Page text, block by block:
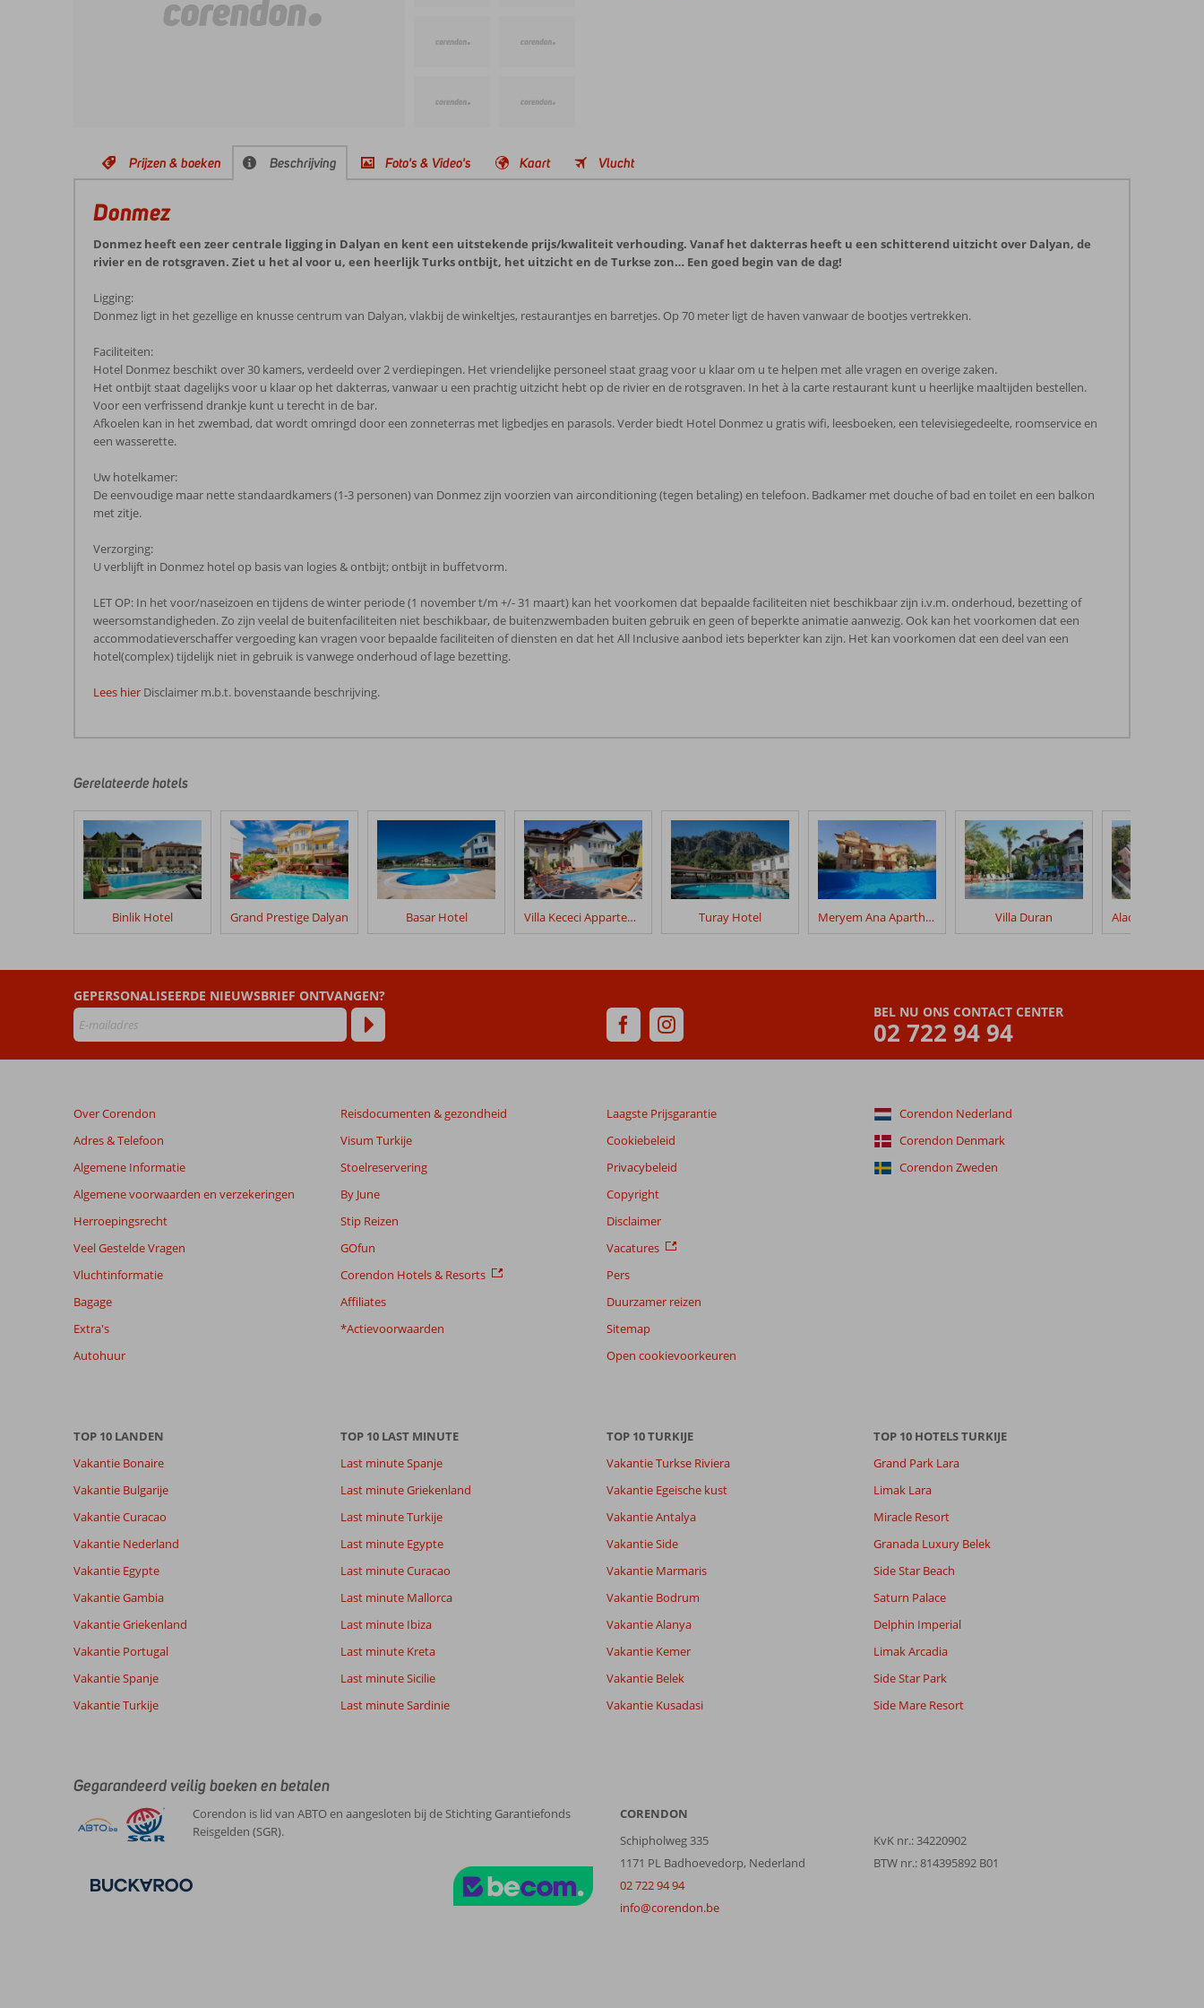
Prijzen & boeken Beschrijving Foto's & Video's Kaart Vlucht
Donmez
Donmez heeft een zeer centrale ligging in Dalyan en kent een uitstekende prijs/kwaliteit verhouding. Vanaf het dakterras heeft u een schitterend uitzicht over Dalyan, de
rivier en de rotsgraven. Ziet u het al voor u, een heerlijk Turks ontbijt, het uitzicht en de Turkse zon… Een goed begin van de dag!
Ligging:
Donmez ligt in het gezellige en knusse centrum van Dalyan, vlakbij de winkeltjes, restaurantjes en barretjes. Op 70 meter ligt de haven vanwaar de bootjes vertrekken.
Faciliteiten:
Hotel Donmez beschikt over 30 kamers, verdeeld over 2 verdiepingen. Het vriendelijke personeel staat graag voor u klaar om u te helpen met alle vragen en overige zaken.
Het ontbijt staat dagelijks voor u klaar op het dakterras, vanwaar u een prachtig uitzicht hebt op de rivier en de rotsgraven. In het à la carte restaurant kunt u heerlijke maaltijden bestellen.
Voor een verfrissend drankje kunt u terecht in de bar.
Afkoelen kan in het zwembad, dat wordt omringd door een zonneterras met ligbedjes en parasols. Verder biedt Hotel Donmez u gratis wifi, leesboeken, een televisiegedeelte, roomservice en
een wasserette.
Uw hotelkamer:
De eenvoudige maar nette standaardkamers (1-3 personen) van Donmez zijn voorzien van airconditioning (tegen betaling) en telefoon. Badkamer met douche of bad en toilet en een balkon
met zitje.
Verzorging:
U verblijft in Donmez hotel op basis van logies & ontbijt; ontbijt in buffetvorm.
LET OP: In het voor/naseizoen en tijdens de winter periode (1 november t/m +/- 31 maart) kan het voorkomen dat bepaalde faciliteiten niet beschikbaar zijn i.v.m. onderhoud, bezetting of
weersomstandigheden. Zo zijn veelal de buitenfaciliteiten niet beschikbaar, de buitenzwembaden buiten gebruik en geen of beperkte animatie aanwezig. Ook kan het voorkomen dat een
accommodatieverschaffer vergoeding kan vragen voor bepaalde faciliteiten of diensten en dat het All Inclusive aanbod iets beperkter kan zijn. Het kan voorkomen dat een deel van een
hotel(complex) tijdelijk niet in gebruik is vanwege onderhoud of lage bezetting.
Lees hier Disclaimer m.b.t. bovenstaande beschrijving.
door
klanten
geschreven
na
hun
verblijf
Donmez
Beoordelingen
die
ouder
zijn
dan
48
niet
meer
weergegeven
om
relevantie
van
de
getoonde
beoordelingen
Gerelateerde hotels
Binlik Hotel Grand Prestige Dalyan Basar Hotel Villa Kececi Appartementen Turay Hotel Meryem Ana Aparthotel Villa Duran
BEL NU ONS CONTACT CENTER
02 722 94 94
GEPERSONALISEERDE NIEUWSBRIEF ONTVANGEN?
Over Corendon
Adres & Telefoon
Algemene Informatie
Algemene voorwaarden en verzekeringen
Herroepingsrecht
Veel Gestelde Vragen
Vluchtinformatie
Bagage
Extra's
Autohuur
Reisdocumenten & gezondheid
Visum Turkije
Stoelreservering
By June
Stip Reizen
GOfun
Corendon Hotels & Resorts
Affiliates
*Actievoorwaarden
Laagste Prijsgarantie
Cookiebeleid
Privacybeleid
Copyright
Disclaimer
Vacatures
Pers
Duurzamer reizen
Sitemap
Open cookievoorkeuren
Corendon Nederland
Corendon Denmark
Corendon Zweden
TOP 10 LANDEN
Vakantie Bonaire
Vakantie Bulgarije
Vakantie Curacao
Vakantie Nederland
Vakantie Egypte
Vakantie Gambia
Vakantie Griekenland
Vakantie Portugal
Vakantie Spanje
Vakantie Turkije
TOP 10 LAST MINUTE
Last minute Spanje
Last minute Griekenland
Last minute Turkije
Last minute Egypte
Last minute Curacao
Last minute Mallorca
Last minute Ibiza
Last minute Kreta
Last minute Sicilie
Last minute Sardinie
TOP 10 TURKIJE
Vakantie Turkse Riviera
Vakantie Egeische kust
Vakantie Antalya
Vakantie Side
Vakantie Marmaris
Vakantie Bodrum
Vakantie Alanya
Vakantie Kemer
Vakantie Belek
Vakantie Kusadasi
TOP 10 HOTELS TURKIJE
Grand Park Lara
Limak Lara
Miracle Resort
Granada Luxury Belek
Side Star Beach
Saturn Palace
Delphin Imperial
Limak Arcadia
Side Star Park
Side Mare Resort
Gegarandeerd veilig boeken en betalen
Corendon is lid van ABTO en aangesloten bij de Stichting Garantiefonds
Reisgelden (SGR).
CORENDON
Schipholweg 335
1171 PL Badhoevedorp, Nederland
02 722 94 94
info@corendon.be
KvK nr.: 34220902
BTW nr.: 814395892 B01